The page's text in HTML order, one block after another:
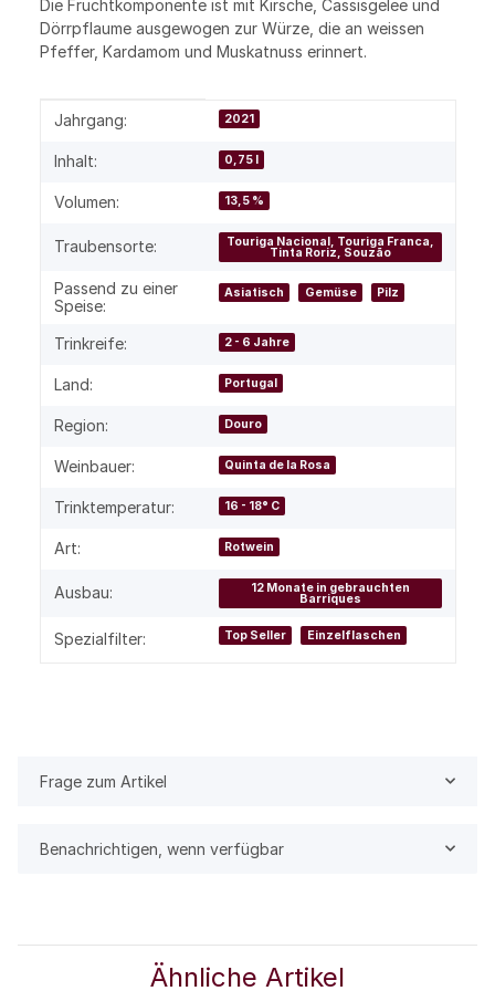
Die Fruchtkomponente ist mit Kirsche, Cassisgelee und
Dörrpflaume ausgewogen zur Würze, die an weissen
Pfeffer, Kardamom und Muskatnuss erinnert.
Produkteigenschaft
Wert
Jahrgang: 2021
Inhalt: 0,75 l
Volumen: 13,5 %
Traubensorte: Touriga Nacional, Touriga Franca,
Tinta Roriz, Souzão
Passend zu einer
Speise:
Asiatisch Gemüse Pilz
Trinkreife: 2 - 6 Jahre
Land: Portugal
Region: Douro
Weinbauer: Quinta de la Rosa
Trinktemperatur: 16 - 18° C
Art: Rotwein
Ausbau: 12 Monate in gebrauchten
Barriques
Spezialfilter: Top Seller Einzelflaschen
Frage zum Artikel
Benachrichtigen, wenn verfügbar
Ähnliche Artikel